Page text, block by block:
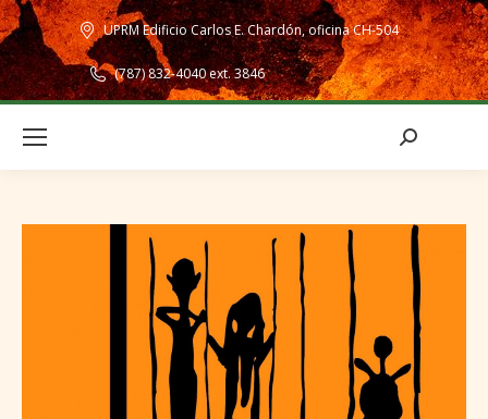
UPRM Edificio Carlos E. Chardón, oficina CH-504
(787) 832-4040 ext. 3846
Search: